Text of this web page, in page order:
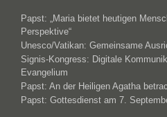
Papst: „Maria bietet heutigen
Perspektive“
Unesco/Vatikan: Gemeinsame
Signis-Kongress: Digitale
Evangelium
Papst: An der Heiligen Agatha
Papst: Gottesdienst am 7.